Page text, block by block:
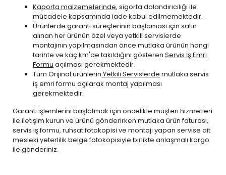
Kaporta malzemelerinde, sigorta dolandırıcılığı ile
mücadele kapsamında iade kabul edilmemektedir.
Ürünlerde garanti süreçlerinin başlaması için satın
alınan her ürünün özel veya yetkili servislerde
montajının yapılmasından önce mutlaka ürünün hangi
tarihte ve kaç km'de takıldığını gösteren Servis İş Emri
Formu açılması gerekmektedir.
Tüm Orijinal ürünlerin Yetkili Servislerde mutlaka servis
iş emri formu açılarak montaj yapılması
gerekmektedir.
Garanti işlemlerini başlatmak için öncelikle müşteri hizmetleri
ile iletişim kurun ve ürünü gönderirken mutlaka ürün faturası,
servis iş formu, ruhsat fotokopisi ve montajı yapan servise ait
mesleki yeterlilik belge fotokopisiyle birlikte anlaşmalı kargo
ile gönderiniz.